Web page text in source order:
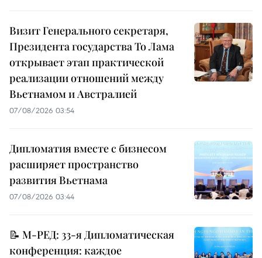
Визит Генерального секретаря,
Президента государства То Лама
открывает этап практической
реализации отношений между
Вьетнамом и Австралией
07/08/2026 03:54
Дипломатия вместе с бизнесом
расширяет пространство
развития Вьетнама
07/08/2026 03:44
📝 М-РЕД: 33-я Дипломатическая
конференция: каждое